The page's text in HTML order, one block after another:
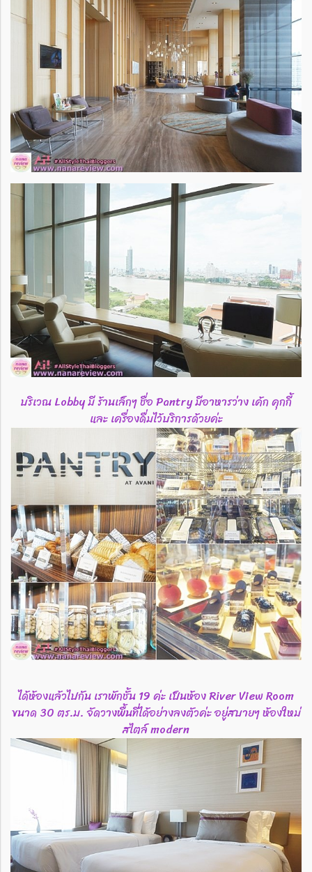
บริเวณ Lobby มี ร้านเล็กๆ ชื่อ Pantry มีอาหารว่าง เค้ก คุกกี้
และ เครื่องดื่มไว้บริการด้วยค่ะ
ได้ห้องแล้วไปกัน เราพักชั้น 19 ค่ะ เป็นห้อง River View Room
ขนาด 30 ตร.ม. จัดวางพื้นที่ได้อย่างลงตัวค่ะ อยู่สบายๆ ห้องใหม่
สไตล์ modern